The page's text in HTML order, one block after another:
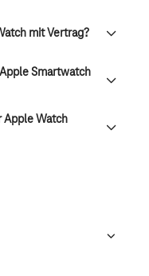
mit Vertrag?
Smartwatch
Apple Watch